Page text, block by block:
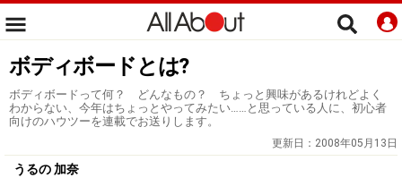
ボディボードとは?
ボディボードって何？ どんなもの？ ちょっと興味があるけれどよく
わからない、今年はちょっとやってみたい……と思っている人に、初心者
向けのハウツーを連載でお送りします。
更新日： 2008年05月13日
うるの 加奈